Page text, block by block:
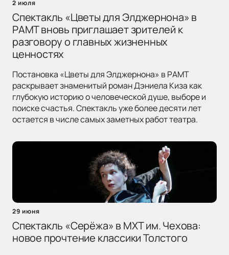
2 июля
Спектакль «Цветы для Элджернона» в
РАМТ вновь приглашает зрителей к
разговору о главных жизненных
ценностях
Постановка «Цветы для Элджернона» в РАМТ
раскрывает знаменитый роман Дэниела Киза как
глубокую историю о человеческой душе, выборе и
поиске счастья. Спектакль уже более десяти лет
остается в числе самых заметных работ театра.
29 июня
Спектакль «Серёжа» в МХТ им. Чехова:
новое прочтение классики Толстого